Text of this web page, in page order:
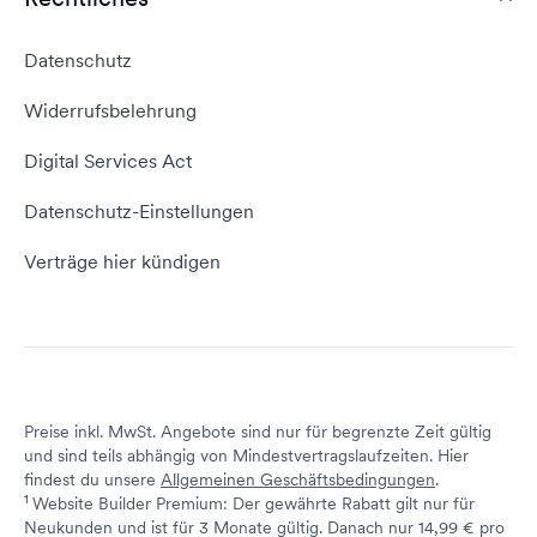
Domain umziehen
E-Mail-Domain
Server Hosting
Kontakt aufnehmen
Empfehlungsprogramm
Domain Reseller
Status dogado.de
Datenschutz
Widerrufsbelehrung
Digital Services Act
Datenschutz-Einstellungen
Verträge hier kündigen
Preise inkl. MwSt. Angebote sind nur für begrenzte Zeit gültig
und sind teils abhängig von Mindestvertragslaufzeiten. Hier
findest du unsere Allgemeinen Geschäftsbedingungen.
1 Website Builder Premium: Der gewährte Rabatt gilt nur für
Neukunden und ist für 3 Monate gültig. Danach nur 14,99 € pro